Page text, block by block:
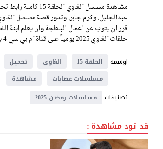
عبدالجليل, وكرم جابر, وتدور قصة مسلسل
قرر ان يتوب عن اعمال البلطجة وان يعلم ابنة
حلقات الغاوي 2025 يومياً على قناة ام بي سي 4 بالعربية وعلى موقع قصة عشق بسيرفرات متنوعة.
اوسمة
الحلقة 15 الغاوي تحميل
مسلسلات عصابات
مشاهدة
تصنيفات مسلسلات رمضان 2025
قد تود مشاهدة :